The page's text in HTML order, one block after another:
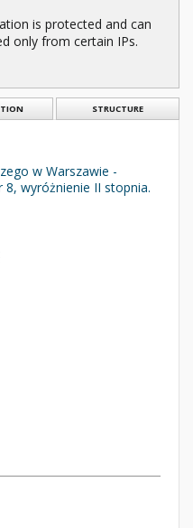
is protected and can
only from certain IPs.
STRUCTURE
w Warszawie -
8, wyróżnienie II stopnia.